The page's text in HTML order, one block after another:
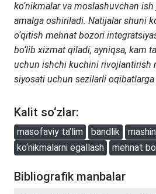
ko‘nikmalar va moslashuvchan
amalga oshiriladi. Natijalar shuni
o‘qitish mehnat bozori
bo‘lib xizmat qiladi, ayniqsa, kam
uchun ishchi kuchini rivojlantirish
siyosati uchun sezilarli
Kalit so‘zlar:
masofaviy ta’lim bandlik
ko‘nikmalarni egallash
mehnat
Bibliografik manbalar